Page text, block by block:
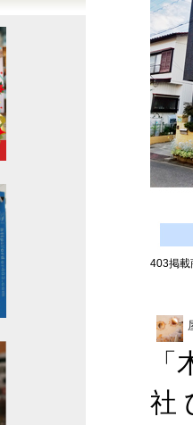
403掲載
社